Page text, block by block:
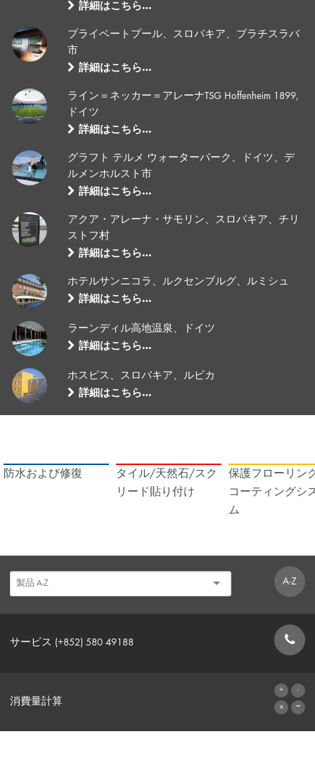
詳細はこちら…
プライベートプール、スロバキア、ブラチスラバ
市
詳細はこちら…
ライン＝ネッカー＝アレーナTSG Hoffenheim 1899,
ドイツ
詳細はこちら…
グラフト テルメ ウォーターパーク、ドイツ、デ
ルメンホルスト市
詳細はこちら…
アクア・アレーナ・サモリン、スロバキア、チリ
ストフ村
詳細はこちら…
ホテルサンニコラ、ルクセンブルグ、ルミシュ
詳細はこちら…
ラーンディル高地温泉、ドイツ
詳細はこちら…
ホスピス、スロバキア、ルビカ
詳細はこちら…
防水および修復
タイル/天然石/スク
リード貼り付け
保護フローリン
コーティングシ
ム
A-Z
サービス (+852) 580 49188
消費量計算